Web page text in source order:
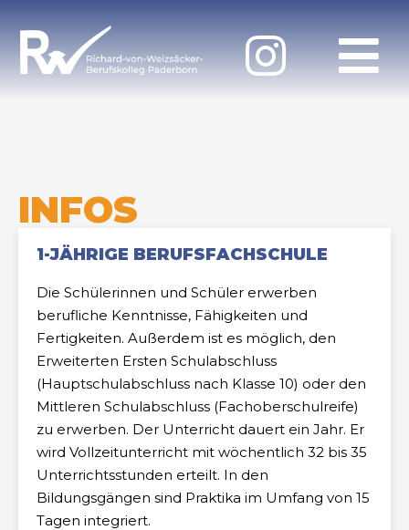
INFOS
1-JÄHRIGE BERUFSFACHSCHULE
Die Schülerinnen und Schüler erwerben
berufliche Kenntnisse, Fähigkeiten und
Fertigkeiten. Außerdem ist es möglich, den
Erweiterten Ersten Schulabschluss
(Hauptschulabschluss nach Klasse 10) oder den
Mittleren Schulabschluss (Fachoberschulreife)
zu erwerben. Der Unterricht dauert ein Jahr. Er
wird Vollzeitunterricht mit wöchentlich 32 bis 35
Unterrichtsstunden erteilt. In den
Bildungsgängen sind Praktika im Umfang von 15
Tagen integriert.